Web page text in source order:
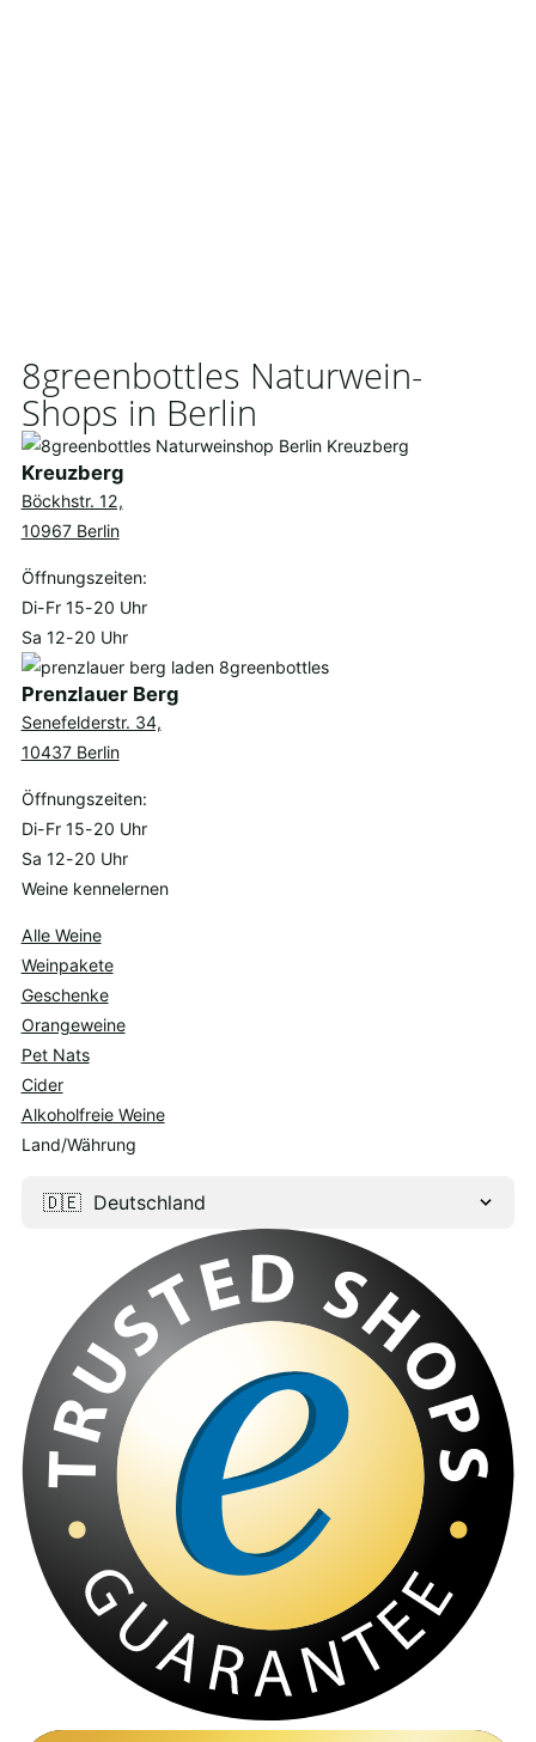
8greenbottles Naturwein-
Shops in Berlin
Kreuzberg
Böckhstr. 12,
10967 Berlin
Öffnungszeiten:
Di-Fr 15-20 Uhr
Sa 12-20 Uhr
Prenzlauer Berg
Senefelderstr. 34,
10437 Berlin
Öffnungszeiten:
Di-Fr 15-20 Uhr
Sa 12-20 Uhr
Weine kennelernen
Alle Weine
Weinpakete
Geschenke
Orangeweine
Pet Nats
Cider
Alkoholfreie Weine
Land/Währung